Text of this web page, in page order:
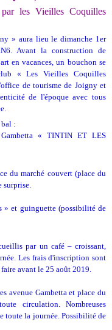
les Vieilles Coquilles
» aura lieu le dimanche 1er
Avant la construction de
en vacances, un bouchon se
« Les Vieilles Coquilles
de tourisme de Joigny et
de l'époque avec tous
:
« TINTIN ET LES
du marché couvert (place du
et guinguette (possibilité de
par un café – croissant,
Les frais d'inscription sont
avant le 25 août 2019.
avenue Gambetta et place du
circulation. Nombreuses
toute la journée. Possibilité de